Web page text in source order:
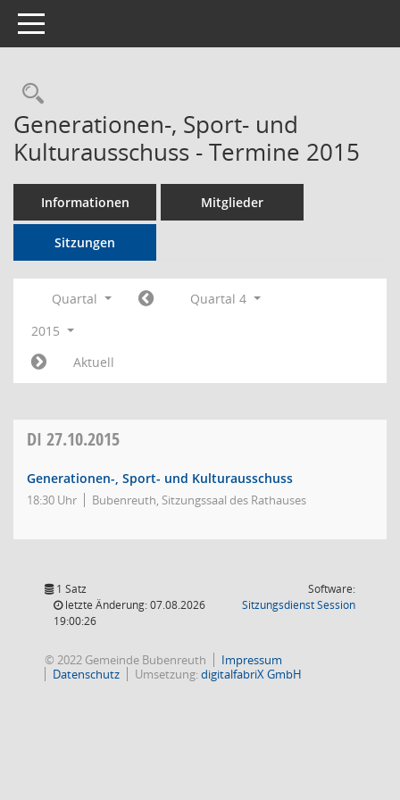
Toggle navigation
Rechercheauswahl
Generationen-, Sport- und
Kulturausschuss - Termine 2015
Informationen Mitglieder
Sitzungen
Quartal
Quartal 4
2015
Aktuell
DI 27.10.2015
Generationen-, Sport- und Kulturausschuss
18:30 Uhr Bubenreuth, Sitzungssaal des Rathauses
1 Satz
letzte Änderung: 07.08.2026
19:00:26
Software:
SitzungsdienstSession(Wird in
© 2022 Gemeinde Bubenreuth
Impressum
Datenschutz
Umsetzung:digitalfabriX GmbH